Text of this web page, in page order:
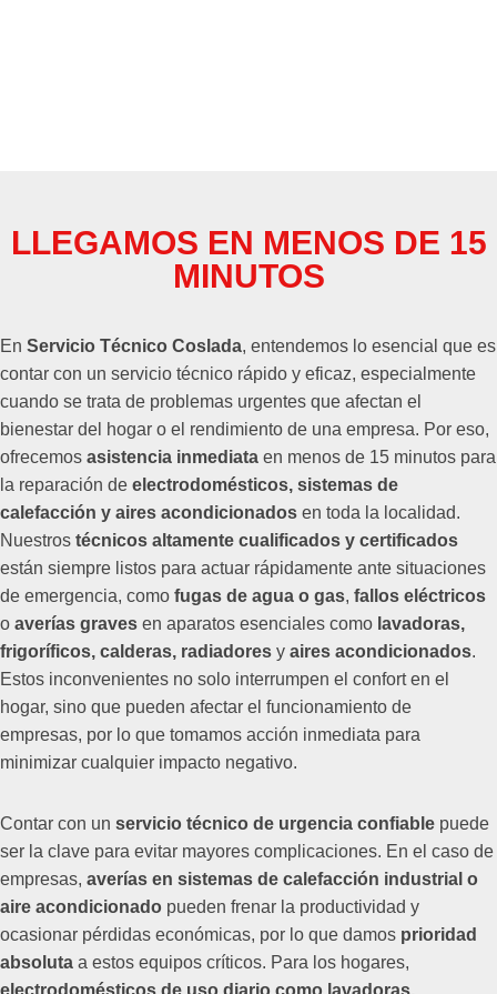
LLEGAMOS EN MENOS DE 15
MINUTOS
En Servicio Técnico Coslada, entendemos lo esencial que es
contar con un servicio técnico rápido y eficaz, especialmente
cuando se trata de problemas urgentes que afectan el
bienestar del hogar o el rendimiento de una empresa. Por eso,
ofrecemos asistencia inmediata en menos de 15 minutos para
la reparación de electrodomésticos, sistemas de
calefacción y aires acondicionados en toda la localidad.
Nuestros técnicos altamente cualificados y certificados
están siempre listos para actuar rápidamente ante situaciones
de emergencia, como fugas de agua o gas, fallos eléctricos
o averías graves en aparatos esenciales como lavadoras,
frigoríficos, calderas, radiadores y aires acondicionados.
Estos inconvenientes no solo interrumpen el confort en el
hogar, sino que pueden afectar el funcionamiento de
empresas, por lo que tomamos acción inmediata para
minimizar cualquier impacto negativo.
Contar con un servicio técnico de urgencia confiable puede
ser la clave para evitar mayores complicaciones. En el caso de
empresas, averías en sistemas de calefacción industrial o
aire acondicionado pueden frenar la productividad y
ocasionar pérdidas económicas, por lo que damos prioridad
absoluta a estos equipos críticos. Para los hogares,
electrodomésticos de uso diario como lavadoras,